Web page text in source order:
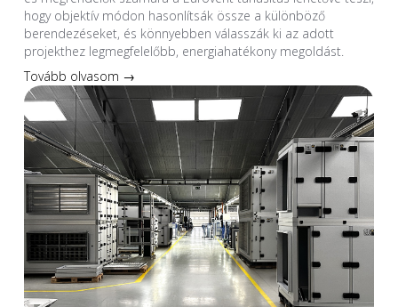
hogy objektív módon hasonlítsák össze a különböző
berendezéseket, és könnyebben válasszák ki az adott
projekthez legmegfelelőbb, energiahatékony megoldást.
Tovább olvasom →